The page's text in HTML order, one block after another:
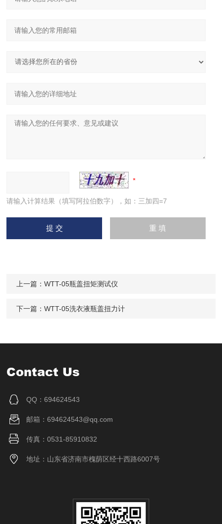
请输入计算结果（填写阿拉伯数字），如：三加四=7
上一篇：WTT-05瓶盖扭矩测试仪
下一篇：WTT-05洗衣液瓶盖扭力计
Contact Us
QQ：694624543
邮箱：694624543@qq.com
传真：0531-85910832
地址：山东省济南市槐荫区经十西路6007号